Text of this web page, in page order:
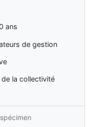
ans
de gestion
la collectivité